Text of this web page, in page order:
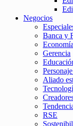
Negocios
Banca y
Economía
Gerencia
Aliado
RSE